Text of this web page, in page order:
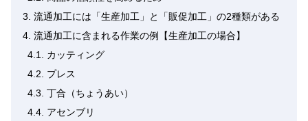
3. 流通加工には「生産加工」と「販促加工」の2種類がある
4. 流通加工に含まれる作業の例【生産加工の場合】
4.1.
カッティング
4.2.
プレス
4.3. 丁合（ちょうあい）
4.4. アセンブリ